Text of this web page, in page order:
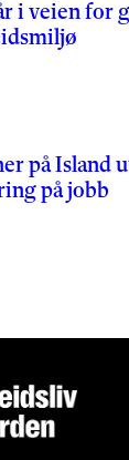
i veien for
på Island
på jobb